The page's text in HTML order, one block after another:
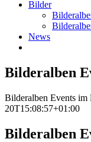
Bilder
News
Bilderalben
Bilderalben Events im
20T15:08:57+01:00
Bilderalben